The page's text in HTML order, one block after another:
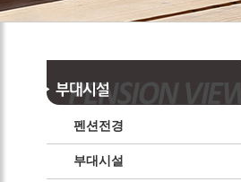
펜션전경
부대시설